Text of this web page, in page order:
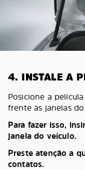
4. INSTALE A
Posicione a
frente às janelas
Para fazer isso,
janela do veículo.
Preste atenção a
contatos.